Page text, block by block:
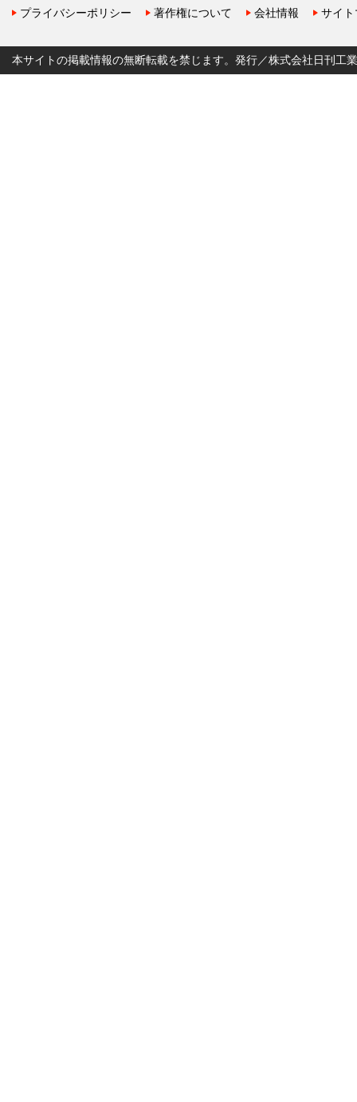
プライバシーポリシー 著作権について 会社情報 サイ
本サイトの掲載情報の無断転載を禁じます。発行／株式会社日刊